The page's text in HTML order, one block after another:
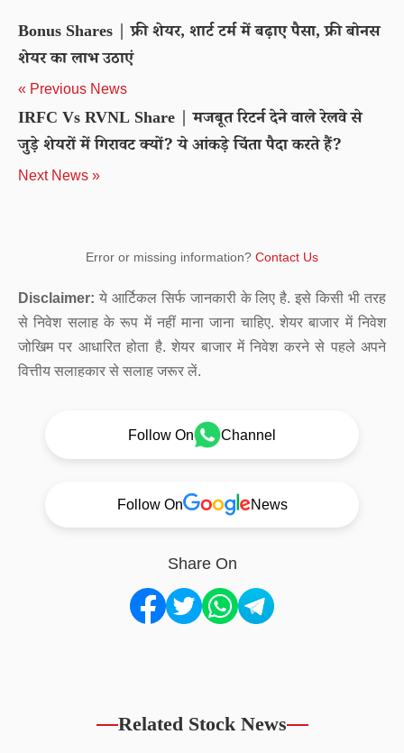
Bonus Shares | फ्री शेयर, शार्ट टर्म में बढ़ाए पैसा, फ्री बोनस
शेयर का लाभ उठाएं
« Previous News
IRFC Vs RVNL Share | मजबूत रिटर्न देने वाले रेलवे से
जुड़े शेयरों में गिरावट क्यों? ये आंकड़े चिंता पैदा करते हैं?
Next News »
Error or missing information? Contact Us
Disclaimer: ये आर्टिकल सिर्फ जानकारी के लिए है. इसे किसी भी तरह
से निवेश सलाह के रूप में नहीं माना जाना चाहिए. शेयर बाजार में निवेश
जोखिम पर आधारित होता है. शेयर बाजार में निवेश करने से पहले अपने
वित्तीय सलाहकार से सलाह जरूर लें.
Follow On Channel
Follow On News
Share On
Related Stock News